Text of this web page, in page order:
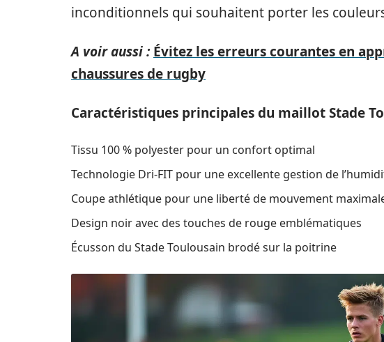
inconditionnels qui souhaitent porter les
A voir aussi : Évitez les erreurs courantes en
chaussures de rugby
Caractéristiques principales du maillot Stade
Tissu 100 % polyester pour un confort optimal
Technologie Dri-FIT pour une excellente gestion de
Coupe athlétique pour une liberté de mouvement
Design noir avec des touches de rouge emblématiques
Écusson du Stade Toulousain brodé sur la poitrine